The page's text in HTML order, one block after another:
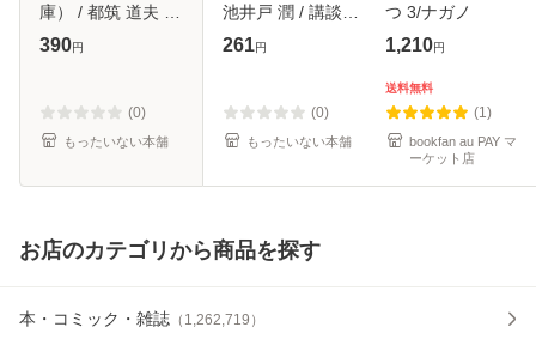
庫） / 都筑 道夫 /
角川書店 [文庫]
390円
(0)
もったいない本舗
池井戸 潤 / 講談社
[文庫]【メール便送
261円
(0)
もったいない本舗
つ 3/ナガノ
1,210円
送料無料
(1)
bookfan au PAY マ
ーケット店
お店のカテゴリから商品を探す
本・コミック・雑誌 （ 1,262,719 ）